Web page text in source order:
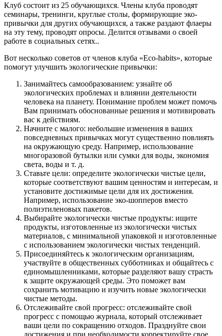
Клуб состоит из 25 обучающихся. Члены клуба проводят
семинары, тренинги, круглые столы, формирующие эко-
привычки для других обучающихся, а также раздают флаеры
на эту тему, проводят опросы. Делится отзывами о своей
работе в социальных сетях..
Вот несколько советов от членов клуба «Eco-habits», которые
помогут улучшить экологические привычки:
Занимайтесь самообразованием: узнайте об
экологических проблемах и влиянии деятельности
человека на планету. Понимание проблем может помочь
Вам принимать обоснованные решения и мотивировать
вас к действиям.
Начните с малого: небольшие изменения в ваших
повседневных привычках могут существенно повлиять
на окружающую среду. Например, использование
многоразовой бутылки или сумки для воды, экономия
света, воды и т. д.
Ставьте цели: определите экологически чистые цели,
которые соответствуют вашим ценностям и интересам, и
установите достижимые цели для их достижения.
Например, использование эко-шопперов вместо
полиэтиленовых пакетов.
Выбирайте экологически чистые продукты: ищите
продукты, изготовленные из экологически чистых
материалов, с минимальной упаковкой и изготовленные
с использованием экологически чистых тенденций.
Присоединяйтесь к экологическим организациям,
участвуйте в общественных субботниках и общайтесь с
единомышленниками, которые разделяют вашу страсть
к защите окружающей среды. Это поможет вам
сохранить мотивацию и изучить новые экологически
чистые методы.
Отслеживайте свой прогресс: отслеживайте свой
прогресс с помощью журнала, который отслеживает
ваши цели по сокращению отходов. Празднуйте свои
достижения и при необходимости корректируйте свое